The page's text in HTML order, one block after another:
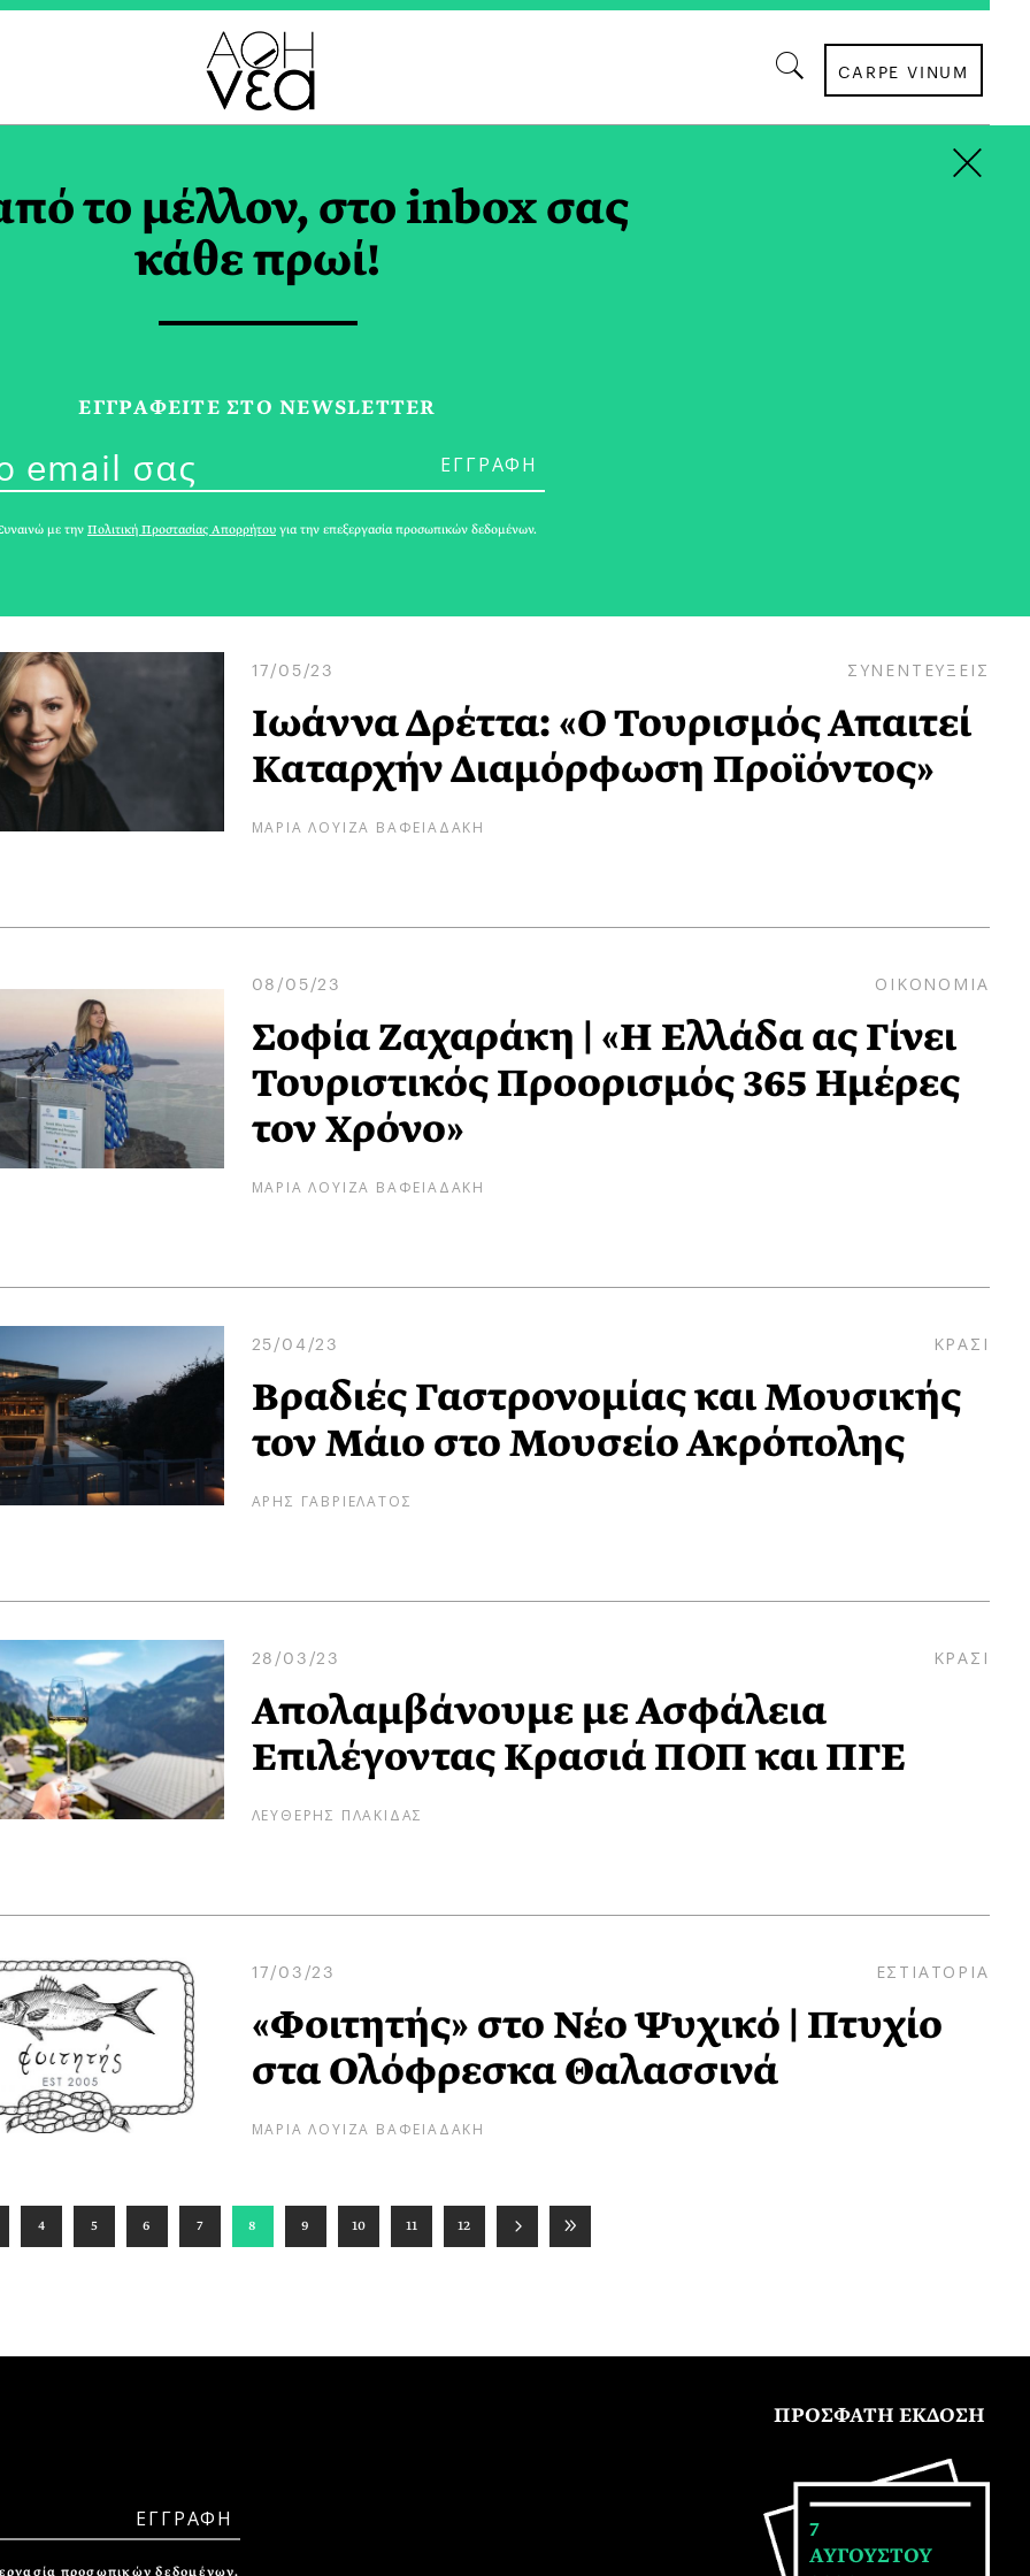
CARPE VINUM
TAG
ΑΘΗΝΕΑ
17/05/23 ΣΥΝΕΝΤΕΥΞΕΙΣ
Iωάννα Δρέττα: «Ο Τουρισμός Απαιτεί
Καταρχήν Διαμόρφωση Προϊόντος»
ΜΑΡΙΑ ΛΟΥΙΖΑ ΒΑΦΕΙΑΔΑΚΗ
08/05/23 ΟΙΚΟΝΟΜΙΑ
Σοφία Ζαχαράκη | «Η Ελλάδα ας Γίνει
Τουριστικός Προορισμός 365 Ημέρες
τον Χρόνο»
ΜΑΡΙΑ ΛΟΥΙΖΑ ΒΑΦΕΙΑΔΑΚΗ
25/04/23 ΚΡΑΣΙ
Βραδιές Γαστρονομίας και Μουσικής
τον Μάιο στο Μουσείο Ακρόπολης
ΑΡΗΣ ΓΑΒΡΙΕΛΑΤΟΣ
28/03/23 ΚΡΑΣΙ
Απολαμβάνουμε με Ασφάλεια
Επιλέγοντας Κρασιά ΠΟΠ και ΠΓΕ
ΛΕΥΘΕΡΗΣ ΠΛΑΚΙΔΑΣ
17/03/23 ΕΣΤΙΑΤΟΡΙΑ
«Φοιτητής» στο Νέο Ψυχικό | Πτυχίο
στα Ολόφρεσκα Θαλασσινά
ΜΑΡΙΑ ΛΟΥΙΖΑ ΒΑΦΕΙΑΔΑΚΗ
4 5 6 7 8 9 10 11 12
προσωπικών δεδομένων.
ΠΡΟΣΦΑΤΗ ΕΚΔΟΣΗ
7
ΑΥΓΟΥΣΤΟΥ
το μέλλον, στο inbox σας
κάθε πρωί!
ΕΓΓPΑΦΕΙΤΕ ΣΤΟ NEWSLETTER
με την Πολιτική Προστασίας Απορρήτου για την επεξεργασία προσωπικών δεδομένων.
×